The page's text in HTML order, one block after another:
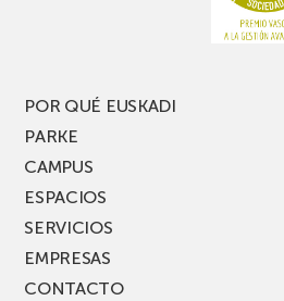
POR QUÉ EUSKADI
PARKE
CAMPUS
ESPACIOS
SERVICIOS
EMPRESAS
CONTACTO